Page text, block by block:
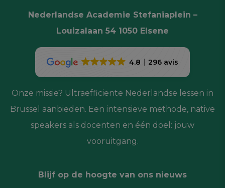
Nederlandse Academie Stefaniaplein –
Louizalaan 54 1050 Elsene
4.8 296 avis
Onze missie? Ultraefficiënte Nederlandse lessen in
Brussel aanbieden. Een intensieve methode, native
speakers als docenten en één doel: jouw
vooruitgang.
Blijf op de hoogte van ons nieuws